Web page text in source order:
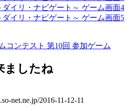
コンテスト 第10回 参加ゲーム
ましたね
net.ne.jp/2016-11-12-11